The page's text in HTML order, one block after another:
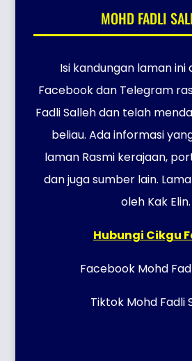
MOHD FADLI
Isi kandungan laman ini
Facebook dan Telegram
Fadli Salleh dan telah
beliau. Ada informasi
laman Rasmi kerajaan,
dan juga sumber lain.
oleh Kak Elin.
Hubungi Cikgu
Facebook Mohd
Tiktok Mohd Fadli